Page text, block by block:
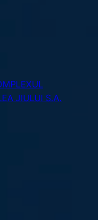
JIULUI S.A.